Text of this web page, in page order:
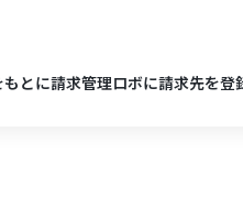
とに請求管理ロボに請求先を登